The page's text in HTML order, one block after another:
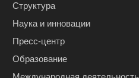
Структура
Наука и инновации
Пресс-центр
Образование